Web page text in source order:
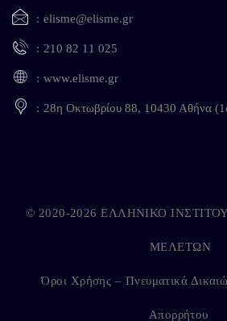
elisme@elisme.gr
210 82 11 025
www.elisme.gr
28η Οκτωβρίου 88, 10430 Αθήνα
© 2020-2026 ΕΛΛΗΝΙΚΟ
ΜΕΛΕΤΩΝ
Όροι Χρήσης – Πνευματικά
Απορρήτου